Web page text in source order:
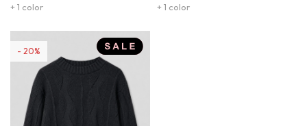
+ 1 color + 1 color
20